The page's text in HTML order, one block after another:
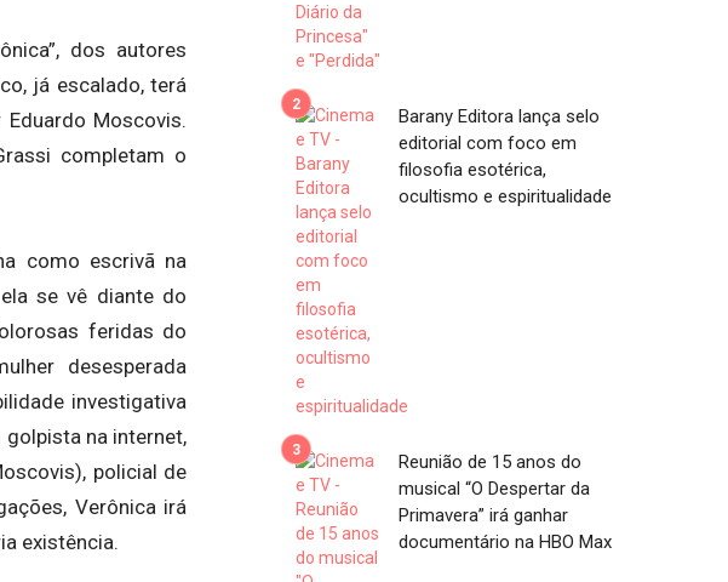
dos autores
já escalado, terá
Moscovis.
completam o
como escrivã na
se vê diante do
feridas do
desesperada
investigativa
na internet,
policial de
Verônica irá
existência.
Barany Editora lança selo
editorial com foco em
filosofia esotérica,
ocultismo e espiritualidade
Reunião de 15 anos do
musical “O Despertar da
Primavera” irá ganhar
documentário na HBO Max